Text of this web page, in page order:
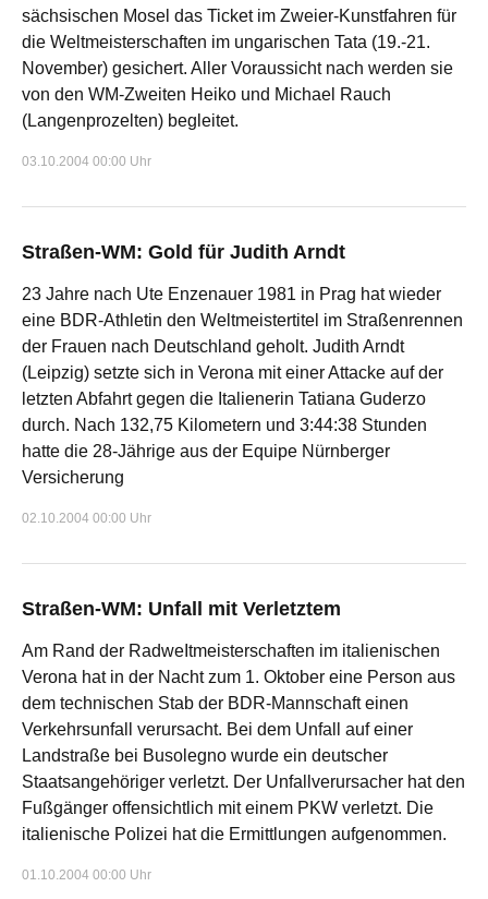
sächsischen Mosel das Ticket im Zweier-Kunstfahren für
die Weltmeisterschaften im ungarischen Tata (19.-21.
November) gesichert. Aller Voraussicht nach werden sie
von den WM-Zweiten Heiko und Michael Rauch
(Langenprozelten) begleitet.
03.10.2004 00:00 Uhr
Straßen-WM: Gold für Judith Arndt
23 Jahre nach Ute Enzenauer 1981 in Prag hat wieder
eine BDR-Athletin den Weltmeistertitel im Straßenrennen
der Frauen nach Deutschland geholt. Judith Arndt
(Leipzig) setzte sich in Verona mit einer Attacke auf der
letzten Abfahrt gegen die Italienerin Tatiana Guderzo
durch. Nach 132,75 Kilometern und 3:44:38 Stunden
hatte die 28-Jährige aus der Equipe Nürnberger
Versicherung
02.10.2004 00:00 Uhr
Straßen-WM: Unfall mit Verletztem
Am Rand der RadweItmeisterschaften im italienischen
Verona hat in der Nacht zum 1. Oktober eine Person aus
dem technischen Stab der BDR-Mannschaft einen
Verkehrsunfall verursacht. Bei dem Unfall auf einer
Landstraße bei Busolegno wurde ein deutscher
Staatsangehöriger verletzt. Der Unfallverursacher hat den
Fußgänger offensichtlich mit einem PKW verletzt. Die
italienische Polizei hat die Ermittlungen aufgenommen.
01.10.2004 00:00 Uhr